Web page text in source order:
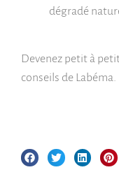
dégradé
Devenez petit à
conseils de Labéma.